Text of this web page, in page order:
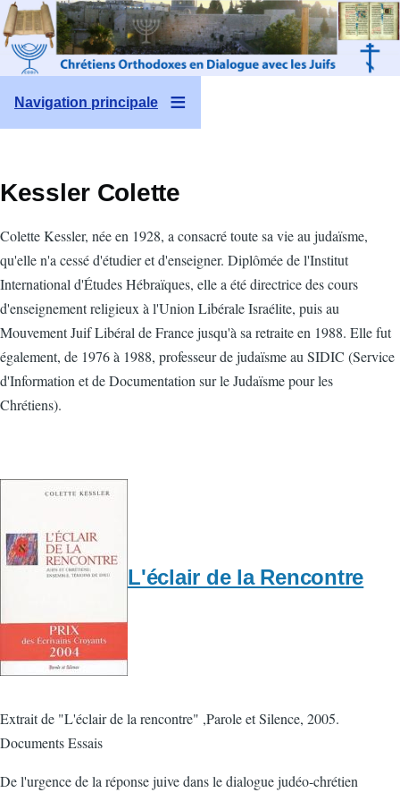
Aller au contenu principal
Navigation principale
Kessler Colette
Colette Kessler, née en 1928, a consacré toute sa vie au judaïsme,
qu'elle n'a cessé d'étudier et d'enseigner. Diplômée de l'Institut
International d'Études Hébraïques, elle a été directrice des cours
d'enseignement religieux à l'Union Libérale Israélite, puis au
Mouvement Juif Libéral de France jusqu'à sa retraite en 1988. Elle fut
également, de 1976 à 1988, professeur de judaïsme au SIDIC (Service
d'Information et de Documentation sur le Judaïsme pour les
Chrétiens).
L'éclair de la Rencontre
Extrait de "L'éclair de la rencontre" ,Parole et Silence, 2005.
Documents Essais
De l'urgence de la réponse juive dans le dialogue judéo-chrétien